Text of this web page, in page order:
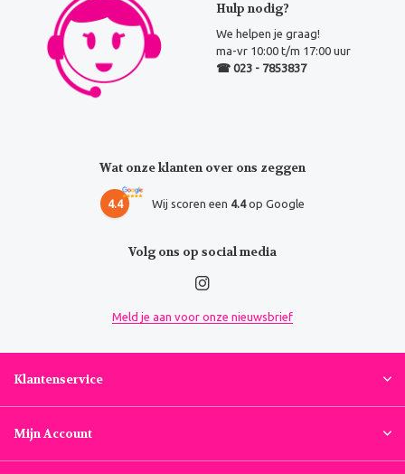
Hulp nodig?
We helpen je graag!
ma-vr 10:00 t/m 17:00 uur
☎ 023 - 7853837
Wat onze klanten over ons zeggen
4.4 Wij scoren een 4.4op Google
Volg ons op social media
Meld je aan voor onze nieuwsbrief
Klantenservice
Mijn Account